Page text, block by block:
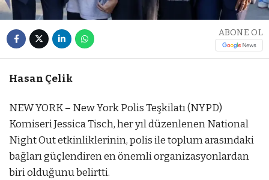
ABONE OL
Hasan Çelik
NEW YORK – New York Polis Teşkilatı (NYPD)
Komiseri Jessica Tisch, her yıl düzenlenen National
Night Out etkinliklerinin, polis ile toplum arasındaki
bağları güçlendiren en önemli organizasyonlardan
biri olduğunu belirtti.